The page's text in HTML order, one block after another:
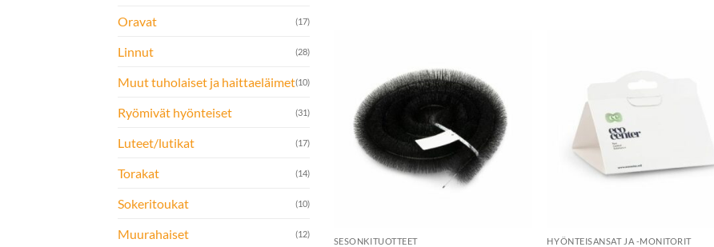
Oravat (17)
Linnut (28)
Muut tuholaiset ja haittaeläimet(10)
Ryömivät hyönteiset (31)
Luteet/lutikat (17)
Torakat (14)
Sokeritoukat (10)
Muurahaiset (12)
toivelistalle
SESONKITUOTTEET HYÖNTEISANSAT JA -MONITORIT